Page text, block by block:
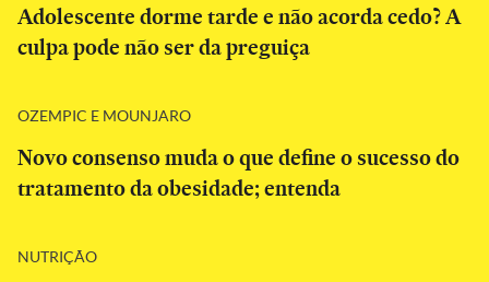
Adolescente dorme tarde e não acorda cedo? A
culpa pode não ser da preguiça
OZEMPIC E MOUNJARO
Novo consenso muda o que define o sucesso do
tratamento da obesidade; entenda
NUTRIÇÃO